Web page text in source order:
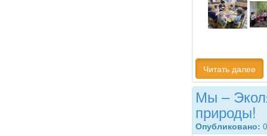
Читать далее
Мы –
природы!
Опубликовано: